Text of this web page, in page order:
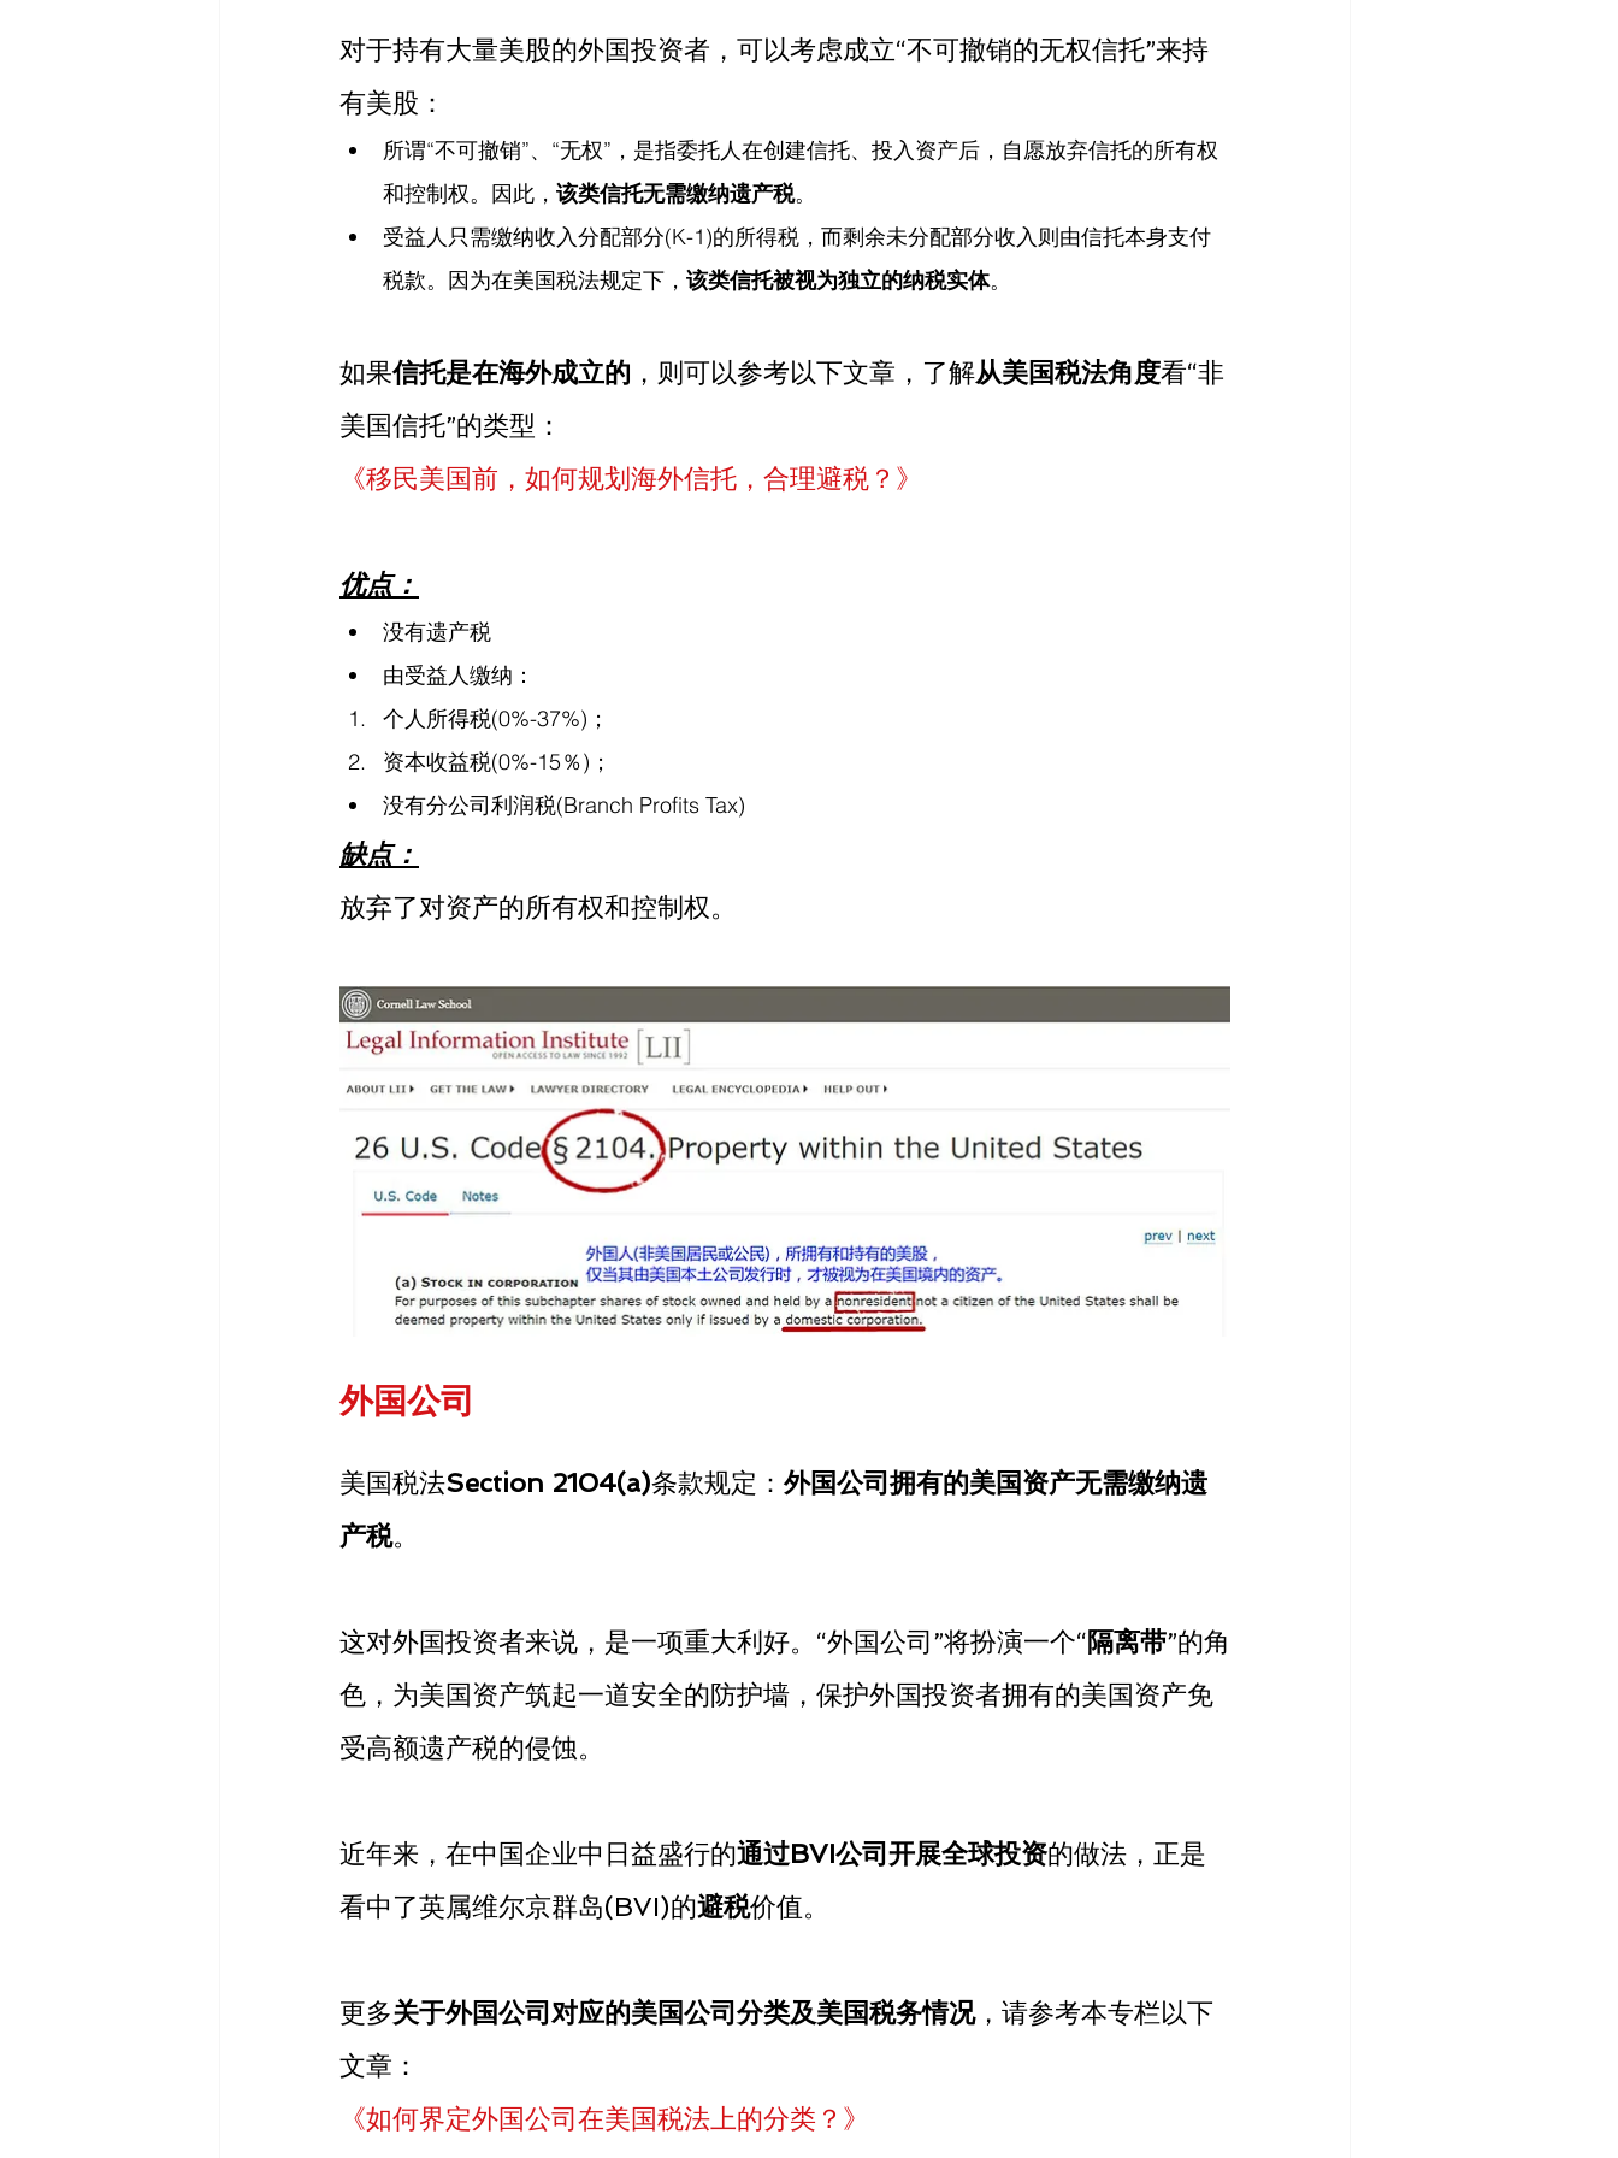
对于持有大量美股的外国投资者，可以考虑成立“不可撤销的无权信托”来持
有美股：
所谓“不可撤销”、“无权”，是指委托人在创建信托、投入资产后，自愿放弃信托的所有权
和控制权。因此， 该类信托无需缴纳遗产税。
受益人只需缴纳收入分配部分(K-1)的所得税，而剩余未分配部分收入则由信托本身支付
税款。因为在美国税法规定下， 该类信托被视为独立的纳税实体。
如果信托是在海外成立的 ，则可以参考以下文章，了解从美国税法角度看“非
美国信托”的类型：
《移民美国前，如何规划海外信托，合理避税？》
优点：
没有遗产税
由受益人缴纳：
个人所得税(0%-37%)；
资本收益税(0%-15％)；
没有分公司利润税(Branch Profits Tax)
缺点：
放弃了对资产的所有权和控制权。
外国公司
美国税法Section 2104(a)条款规定： 外国公司拥有的美国资产无需缴纳遗
产税。
这对外国投资者来说，是一项重大利好。“外国公司”将扮演一个“隔离带”的角
色，为美国资产筑起一道安全的防护墙，保护外国投资者拥有的美国资产免
受高额遗产税的侵蚀。
近年来，在中国企业中日益盛行的通过BVI公司开展全球投资的做法，正是
看中了英属维尔京群岛(BVI)的避税价值。
更多关于外国公司对应的美国公司分类及美国税务情况，请参考本专栏以下
文章：
《如何界定外国公司在美国税法上的分类？》